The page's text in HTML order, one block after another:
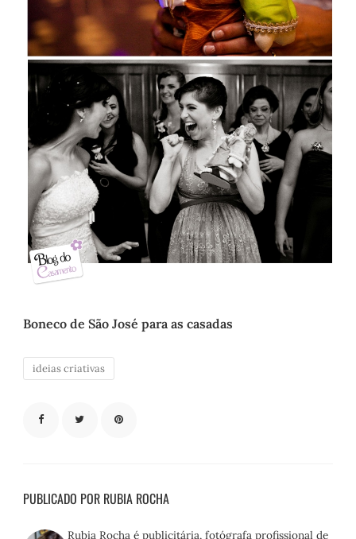
Boneco de São José para as casadas
ideias criativas
PUBLICADO POR RUBIA ROCHA
Rubia Rocha é publicitária, fotógrafa profissional de